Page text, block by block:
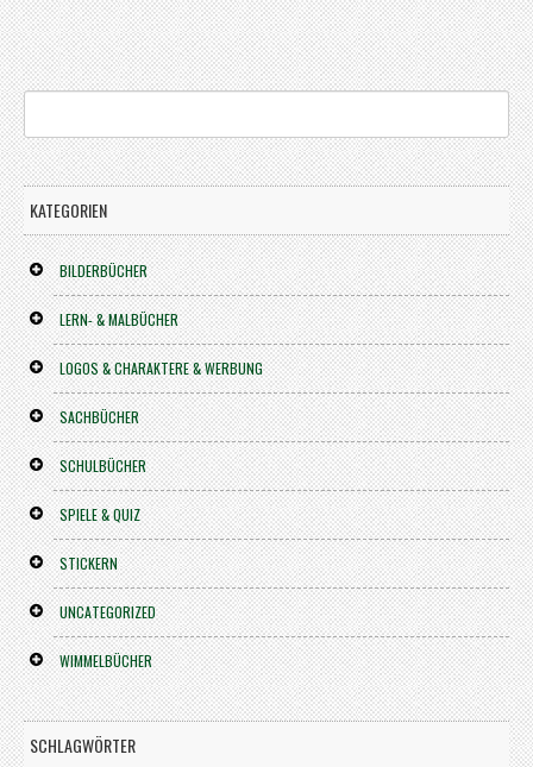
KATEGORIEN
BILDERBÜCHER
LERN- & MALBÜCHER
LOGOS & CHARAKTERE & WERBUNG
SACHBÜCHER
SCHULBÜCHER
SPIELE & QUIZ
STICKERN
UNCATEGORIZED
WIMMELBÜCHER
SCHLAGWÖRTER